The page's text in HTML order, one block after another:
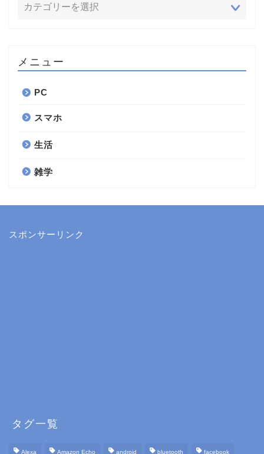
メニュー
PC
スマホ
生活
雑学
スポンサーリンク
タグ一覧
Alexa Amazon Echo android bluetooth facebook